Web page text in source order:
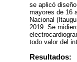
se aplicó
mayores de 16
Nacional
2019. Se
todo valor del
Resultados: